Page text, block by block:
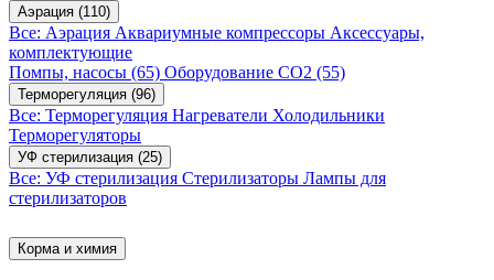
Аэрация (110)
Все: Аэрация Аквариумные компрессоры Аксессуары,
комплектующие
Помпы, насосы (65) Оборудование CO2 (55)
Терморегуляция (96)
Все: Терморегуляция Нагреватели Холодильники
Терморегуляторы
УФ стерилизация (25)
Все: УФ стерилизация Стерилизаторы Лампы для
стерилизаторов
Корма и химия